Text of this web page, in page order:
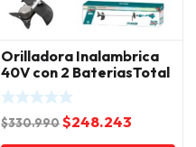
Orilladora Inalambrica
40V con 2 BateriasTotal
$330.990El
precio
$248.243
precio